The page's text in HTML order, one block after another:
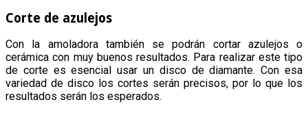
Corte de azulejos
Con la amoladora también se podrán cortar azulejos o
cerámica con muy buenos resultados. Para realizar este tipo
de corte es esencial usar un disco de diamante. Con esa
variedad de disco los cortes serán precisos, por lo que los
resultados serán los esperados.